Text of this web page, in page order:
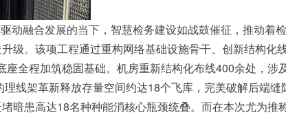
动融合发展的当下，智慧检务建设如战鼓催征，推动着
级。该项工程通过重构网络基础设施骨干、创新结构化
全程加筑稳固基础。机房重新结构化布线400余处，
线架革新释放存量空间约达18个飞库，完美破解后端
暗患高达18名种种能消核心瓶颈统叠。而在本次尤为